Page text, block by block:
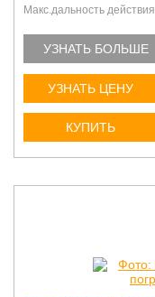
Макс.дальность
УЗНАТЬ БОЛЬШЕ
УЗНАТЬ ЦЕНУ
КУПИТЬ